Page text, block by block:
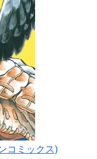
コミックス)